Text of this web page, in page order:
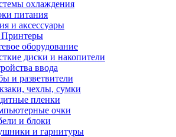
охлаждения
питания
и аксессуары
оборудование
диски и накопители
ввода
и разветвители
чехлы, сумки
пленки
очки
и блоки
и гарнитуры